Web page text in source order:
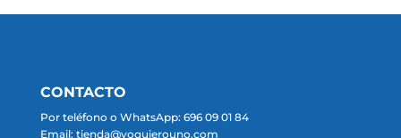
CONTACTO
Por teléfono o WhatsApp: 696 09 01 84
Email: tienda@yoquierouno.com